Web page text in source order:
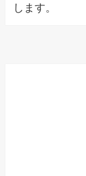
します。